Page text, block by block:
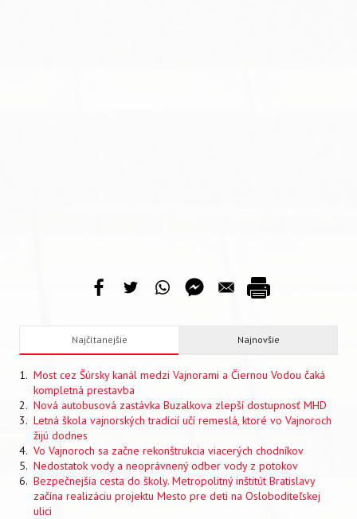
Najčítanejšie Najnovšie
Most cez Šúrsky kanál medzi Vajnorami a Čiernou Vodou čaká
kompletná prestavba
Nová autobusová zastávka Buzalkova zlepší dostupnosť MHD
Letná škola vajnorských tradícií učí remeslá, ktoré vo Vajnoroch
žijú dodnes
Vo Vajnoroch sa začne rekonštrukcia viacerých chodníkov
Nedostatok vody a neoprávnený odber vody z potokov
Bezpečnejšia cesta do školy. Metropolitný inštitút Bratislavy
začína realizáciu projektu Mesto pre deti na Osloboditeľskej
ulici